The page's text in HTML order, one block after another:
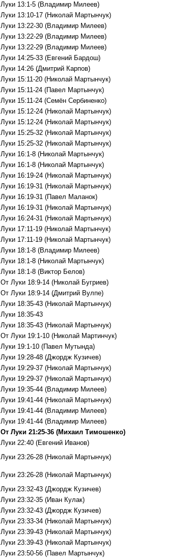
Луки 13:1-5 (Владимир Милеев)
Луки 13:10-17 (Николай Мартынчук)
Луки 13:22-30 (Владимир Милеев)
Луки 13:22-29 (Владимир Милеев)
Луки 13:22-29 (Владимир Милеев)
Луки 14:25-33 (Евгений Бардош)
Луки 14:26 (Дмитрий Карпов)
Луки 15:11-20 (Николай Мартынчук)
Луки 15:11-24 (Павел Мартынчук)
Луки 15:11-24 (Семён Сербиненко)
Луки 15:12-24 (Николай Мартынчук)
Луки 15:12-24 (Николай Мартынчук)
Луки 15:25-32 (Николай Мартынчук)
Луки 15:25-32 (Николай Мартынчук)
Луки 16:1-8 (Николай Мартынчук)
Луки 16:1-8 (Николай Мартынчук)
Луки 16:19-24 (Николай Мартынчук)
Луки 16:19-31 (Николай Мартынчук)
Луки 16:19-31 (Павел Маланок)
Луки 16:19-31 (Николай Мартынчук)
Луки 16:24-31 (Николай Мартынчук)
Луки 17:11-19 (Николай Мартынчук)
Луки 17:11-19 (Николай Мартынчук)
Луки 18:1-8 (Владимир Милеев)
Луки 18:1-8 (Николай Мартынчук)
Луки 18:1-8 (Виктор Белов)
От Луки 18:9-14 (Николай Бугриев)
От Луки 18:9-14 (Дмитрий Вулпе)
Луки 18:35-43 (Николай Мартынчук)
Луки 18:35-43
Луки 18:35-43 (Николай Мартынчук)
От Луки 19:1-10 (Николай Мартинчук)
Луки 19:1-10 (Павел Мутында)
Луки 19:28-48 (Джордж Кузичев)
Луки 19:29-37 (Николай Мартынчук)
Луки 19:29-37 (Николай Мартынчук)
Луки 19:35-44 (Владимир Милеев)
Луки 19:41-44 (Николай Мартынчук)
Луки 19:41-44 (Владимир Милеев)
Луки 19:41-44 (Владимир Милеев)
От Луки 21:25-36 (Михаил Тимошенко)
Луки 22:40 (Евгений Иванов)
Луки 23:26-28 (Николай Мартынчук)
Луки 23:26-28 (Николай Мартынчук)
Луки 23:32-43 (Джордж Кузичев)
Луки 23:32-35 (Иван Кулак)
Луки 23:32-43 (Джордж Кузичев)
Луки 23:33-34 (Николай Мартынчук)
Луки 23:39-43 (Николай Мартынчук)
Луки 23:39-43 (Николай Мартынчук)
Луки 23:50-56 (Павел Мартынчук)